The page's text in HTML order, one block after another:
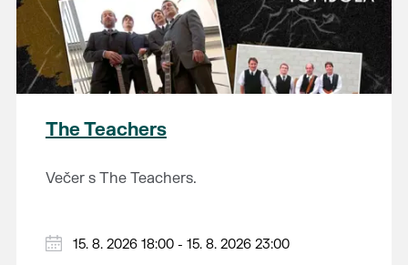
The Teachers
Večer s The Teachers.
15. 8. 2026 18:00 - 15. 8. 2026 23:00